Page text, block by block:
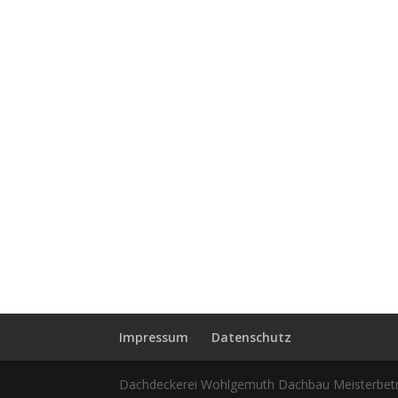
Impressum Datenschutz
Dachdeckerei Wohlgemuth Dachbau